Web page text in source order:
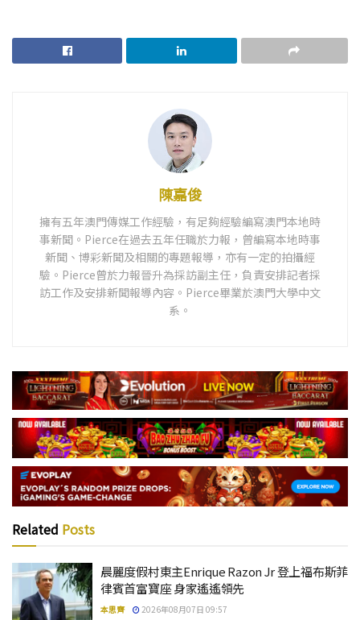
陳嘉俊
擁有五年澳門傳媒工作經驗，有足夠經驗編寫澳門本地時
事新聞。Pierce在過去五年任職於力報，曾編寫本地時事
新聞、博彩新聞及相關的專題報導，亦有一定的拍攝經
驗。Pierce曾於力報晉升為採訪副主任，負責安排記者採
訪工作及安排新聞報導內容。Pierce畢業於澳門大學中文
系。
Related Posts
晨麗度假村東主Enrique Razon Jr 登上福布斯菲
律賓首富寶座 身家遙遙領先
本思齊 2026年08月07日 09:57